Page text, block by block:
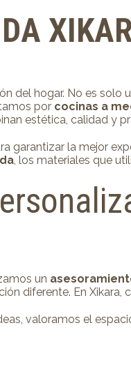
del hogar. No es
por cocinas a
estética, calidad y
garantizar la mejor
, los materiales que
un
diferente. En
valoramos el